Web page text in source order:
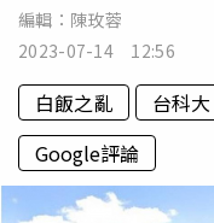
編輯： 陳玫蓉
2023-07-14 12:56
白飯之亂 台科大
Google評論